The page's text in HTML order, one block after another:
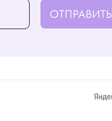
ОТПРАВИТЬ